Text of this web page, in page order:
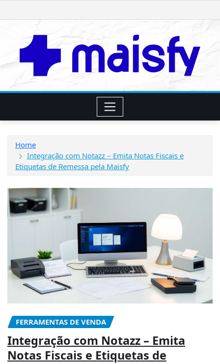
to
Home
Integração com Notazz – Emita Notas Fiscais e
Etiquetas de Remessa pela Maisfy
FERRAMENTAS DE VENDA
Integração com Notazz – Emita
Notas Fiscais e Etiquetas de